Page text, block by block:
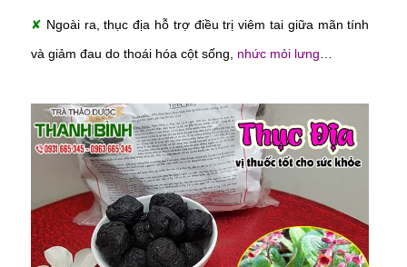
✘ Ngoài ra, thục địa hỗ trợ điều trị viêm tai giữa mãn tính
và giảm đau do thoái hóa cột sống, nhức mỏi lưng